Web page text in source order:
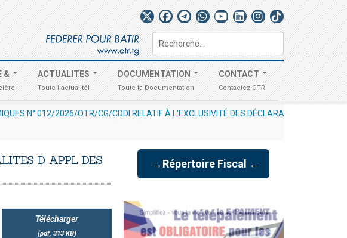
Rechercher
& ACTUALITES
Toute l'actualité!
DOCUMENTATION
Toute la Documentation
CONTACT
Contactez OTR
DES DÉCLARATIONS À UN UNIQUE CHARGEMENT-mercredi, 29 juillet 2026
→ NOS STATISTIQUES (GENRE)
D APPL DES
Télécharger
(pdf, 313 KB)
→Répertoire Fiscal ←